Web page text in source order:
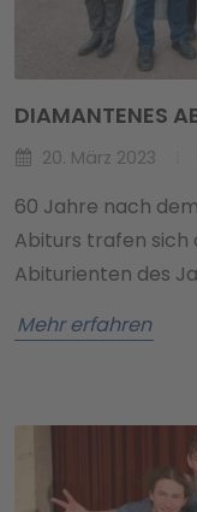
DIAMANTENES
20. März 2023
60 Jahre nach
Abiturs trafen sich
Abiturienten des
Mehr erfahren